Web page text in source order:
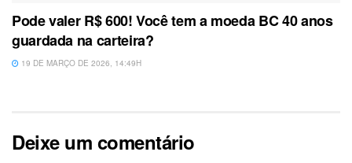
Pode valer R$ 600! Você tem a moeda BC 40 anos
guardada na carteira?
19 DE MARÇO DE 2026, 14:49H
Deixe um comentário